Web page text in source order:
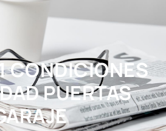
CONDICIONES
PUERTAS